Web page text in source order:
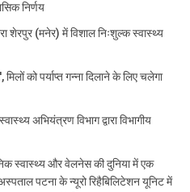
निर्णय
शेरपुर (मनेर) में विशाल निःशुल्क स्वास्थ्य
मिलों को पर्याप्त गन्ना दिलाने के लिए चलेगा
अभियंत्रण विभाग द्वारा विभागीय
और वेलनेस की दुनिया में एक
पटना के न्यूरो रिहैबिलिटेशन यूनिट में